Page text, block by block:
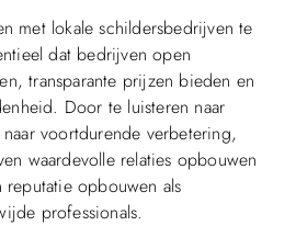
met lokale schildersbedrijven te
dat bedrijven open
transparante prijzen bieden en
Door te luisteren naar
voortdurende verbetering,
waardevolle relaties opbouwen
reputatie opbouwen als
professionals.